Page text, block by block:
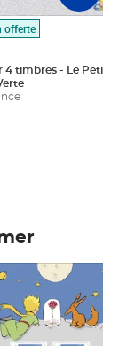
offerte
4 timbres - Le Petit